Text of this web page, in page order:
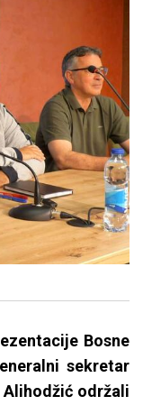
Bosne
sekretar
Alihodžić održali